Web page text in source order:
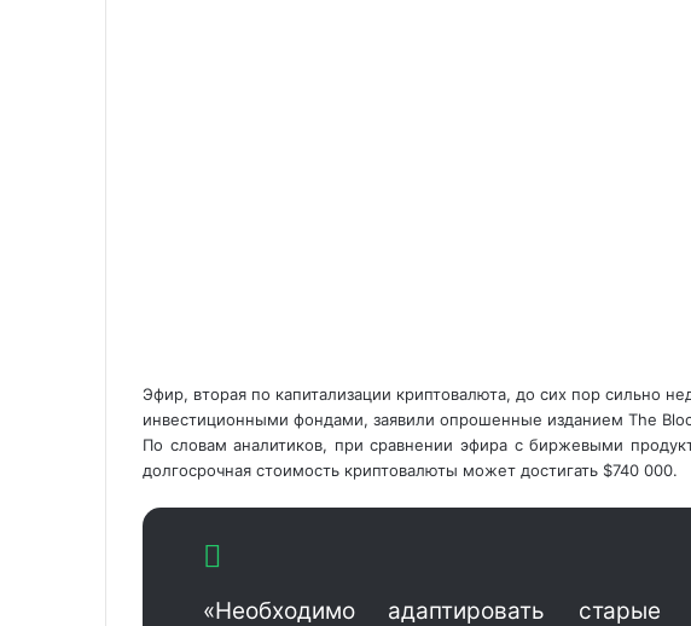
Эфир, вторая по капитализации криптовалюта, до сих пор сильно
инвестиционными фондами, заявили опрошенные изданием The
По словам аналитиков, при сравнении эфира с биржевыми
долгосрочная стоимость криптовалюты может достигать $740 000.
«Необходимо адаптировать